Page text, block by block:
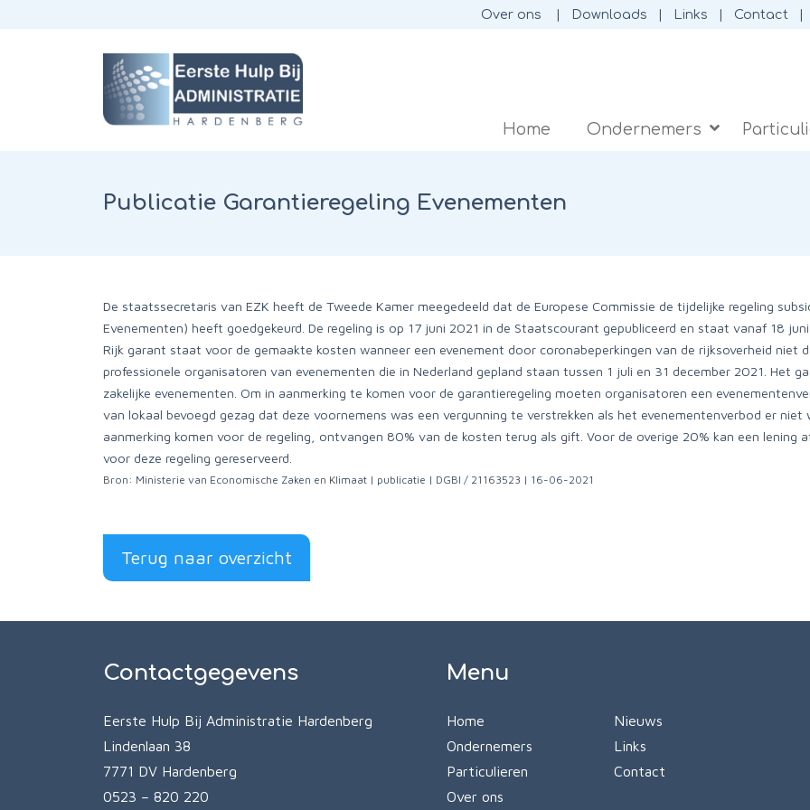
Over ons Downloads Links Contact
Home Ondernemers
Publicatie Garantieregeling Evenementen
De staatssecretaris van EZK heeft de Tweede Kamer meegedeeld dat de Europese Commissie de tijdelijke regeling
Evenementen) heeft goedgekeurd. De regeling is op 17 juni 2021 in de Staatscourant gepubliceerd en staat vanaf 18
Rijk garant staat voor de gemaakte kosten wanneer een evenement door coronabeperkingen van de rijksoverheid niet
professionele organisatoren van evenementen die in Nederland gepland staan tussen 1 juli en 31 december 2021. Het
zakelijke evenementen. Om in aanmerking te komen voor de garantieregeling moeten organisatoren een
van lokaal bevoegd gezag dat deze voornemens was een vergunning te verstrekken als het evenementenverbod er
aanmerking komen voor de regeling, ontvangen 80% van de kosten terug als gift. Voor de overige 20% kan een
voor deze regeling gereserveerd.
Bron: Ministerie van Economische Zaken en Klimaat | publicatie | DGBI / 21163523 | 16-06-2021
Terug naar overzicht
Contactgegevens
Eerste Hulp Bij Administratie Hardenberg
Lindenlaan 38
7771 DV Hardenberg
0523 – 820 220
Menu
Home
Ondernemers
Particulieren
Over ons
Nieuws
Links
Contact